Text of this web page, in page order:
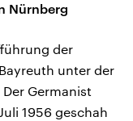
Nürnberg
der
unter der
Germanist
1956 geschah